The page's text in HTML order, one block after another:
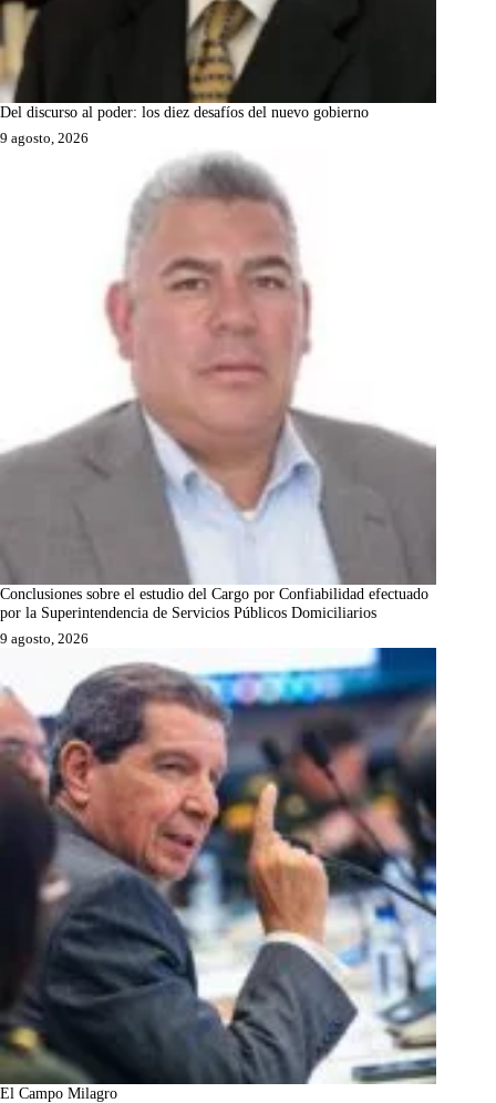
Del discurso al poder: los diez desafíos del nuevo gobierno
9 agosto, 2026
Conclusiones sobre el estudio del Cargo por Confiabilidad efectuado
por la Superintendencia de Servicios Públicos Domiciliarios
9 agosto, 2026
El Campo Milagro